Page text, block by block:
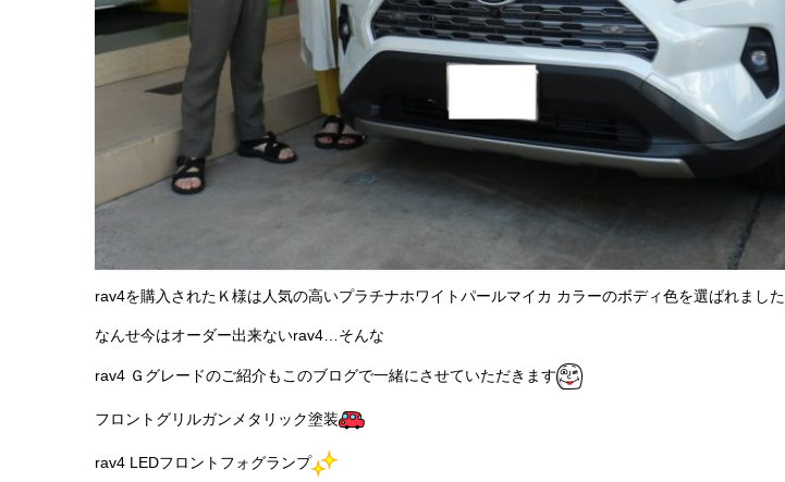
rav4を購入されたＫ様は人気の高いプラチナホワイトパールマイカ カラーのボディ色を選ばれました
なんせ今はオーダー出来ないrav4…そんな
rav4 Ｇグレードのご紹介もこのブログで一緒にさせていただきます
フロントグリルガンメタリック塗装
rav4 LEDフロントフォグランプ